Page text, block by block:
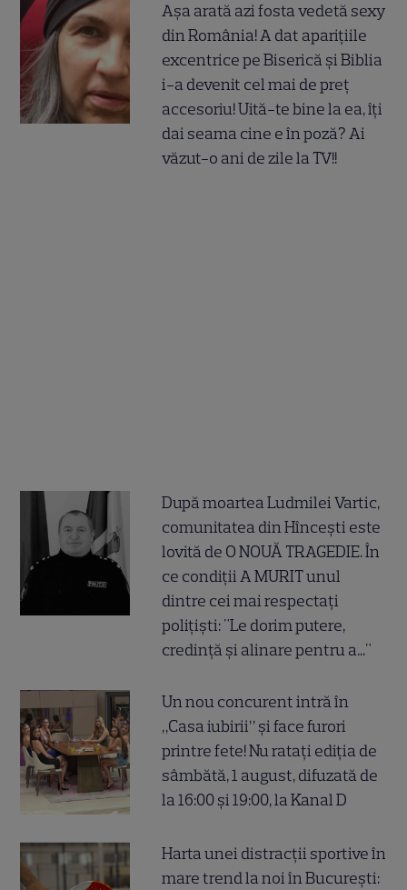
Așa arată azi fosta vedetă sexy
din România! A dat aparițiile
excentrice pe Biserică și Biblia
i-a devenit cel mai de preț
accesoriu! Uită-te bine la ea, îți
dai seama cine e în poză? Ai
văzut-o ani de zile la TV!!
După moartea Ludmilei Vartic,
comunitatea din Hîncești este
lovită de O NOUĂ TRAGEDIE. În
ce condiții A MURIT unul
dintre cei mai respectați
polițiști: "Le dorim putere,
credință și alinare pentru a..."
Un nou concurent intră în
„Casa iubirii” și face furori
printre fete! Nu ratați ediția de
sâmbătă, 1 august, difuzată de
la 16:00 și 19:00, la Kanal D
Harta unei distracții sportive în
mare trend la noi în București: